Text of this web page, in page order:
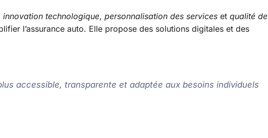
innovation technologique, personnalisation des services et qualité de
l’assurance auto. Elle propose des solutions digitales et des
accessible, transparente et adaptée aux besoins individuels